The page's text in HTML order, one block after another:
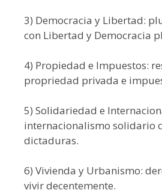
3) Democracia y Libertad:
con Libertad y Democracia
4) Propiedad e Impuestos:
propriedad privada e
5) Solidariedad e
internacionalismo solidario
dictaduras.
6) Vivienda y Urbanismo:
vivir decentemente.